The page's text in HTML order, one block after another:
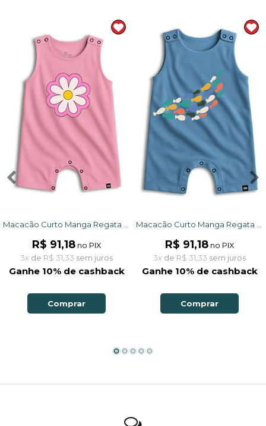
R$ 91,18 no PIX
3x de R$ 31,33 sem juros
Ganhe 10% de cashback
Comprar
R$ 91,18 no PIX
3x de R$ 31,33 sem juros
Ganhe 10% de cashback
Comprar